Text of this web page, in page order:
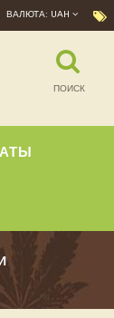
ВАЛЮТА: UAH
ПОИСК